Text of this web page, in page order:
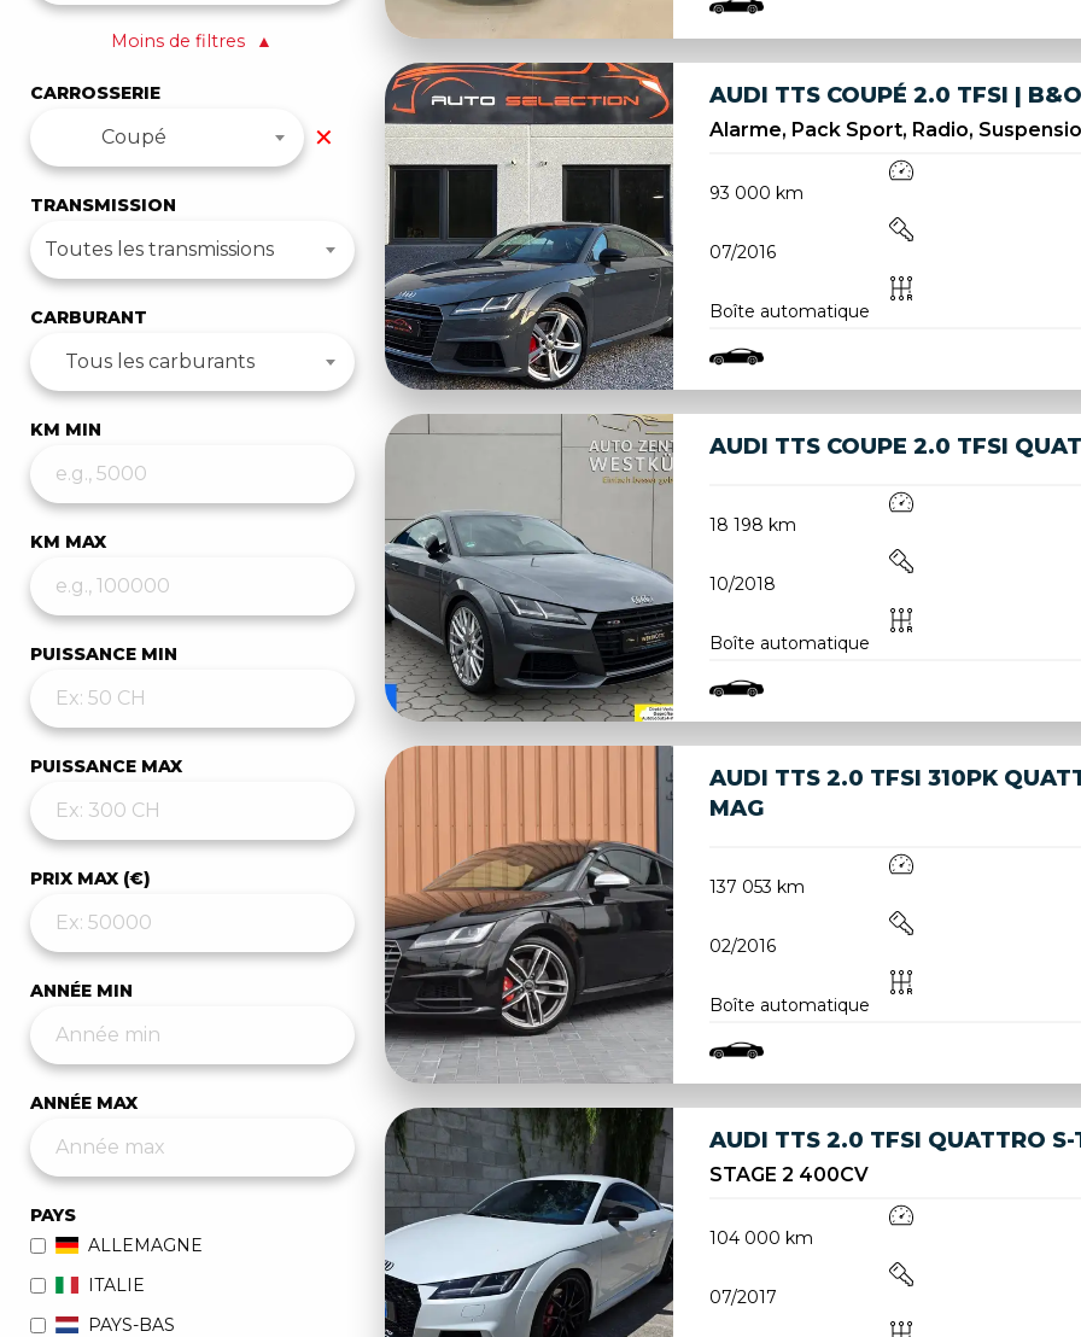
Moins de filtres ▲
CARROSSERIE
Coupé ✕
TRANSMISSION
Toutes les transmissions
CARBURANT
Tous les carburants
KM MIN
KM MAX
PUISSANCE MIN
PUISSANCE MAX
PRIX MAX (€)
ANNÉE MIN
ANNÉE MAX
PAYS
ALLEMAGNE
ITALIE
PAYS-BAS
AUDI TTS COUPÉ 2.0 TFSI |
Alarme, Pack Sport, Radio,
93 000 km
07/2016
Boîte automatique
AUDI TTS COUPE 2.0 TFSI
18 198 km
10/2018
Boîte automatique
AUDI TTS 2.0 TFSI 310PK
MAG
137 053 km
02/2016
Boîte automatique
AUDI TTS 2.0 TFSI QUATTRO S-
STAGE 2 400CV
104 000 km
07/2017